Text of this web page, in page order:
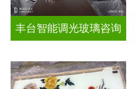
丰台智能调光玻璃咨询